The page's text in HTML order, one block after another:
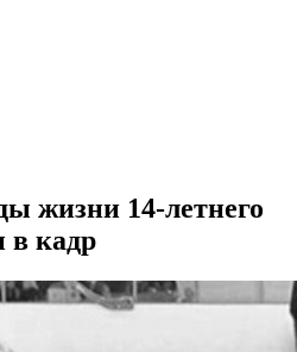
жизни 14-летнего
в кадр